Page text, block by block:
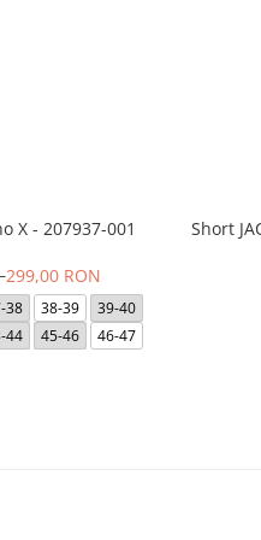
X - 207937-001
299,00 RON
38 38-39
39-40
44 45-46 46-47
Short